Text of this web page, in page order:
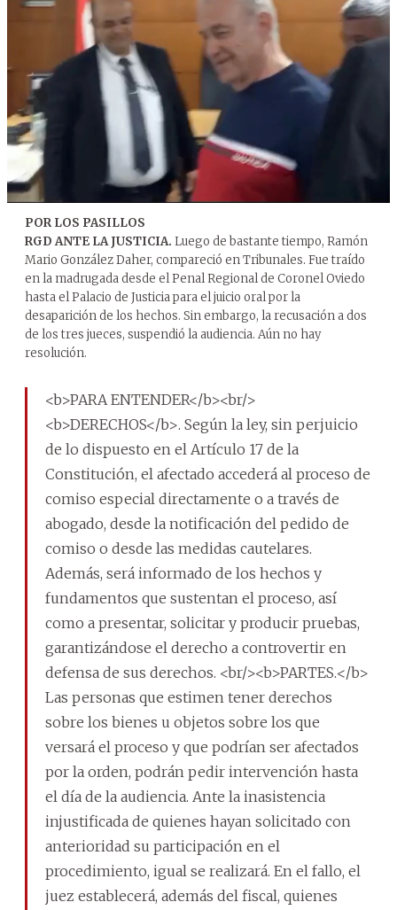
POR LOS PASILLOS
RGD ANTE LA JUSTICIA. Luego de bastante tiempo, Ramón
Mario González Daher, compareció en Tribunales. Fue traído
en la madrugada desde el Penal Regional de Coronel Oviedo
hasta el Palacio de Justicia para el juicio oral por la
desaparición de los hechos. Sin embargo, la recusación a dos
de los tres jueces, suspendió la audiencia. Aún no hay
resolución.
<b>PARA ENTENDER</b><br/>
<b>DERECHOS</b>. Según la ley, sin perjuicio
de lo dispuesto en el Artículo 17 de la
Constitución, el afectado accederá al proceso de
comiso especial directamente o a través de
abogado, desde la notificación del pedido de
comiso o desde las medidas cautelares.
Además, será informado de los hechos y
fundamentos que sustentan el proceso, así
como a presentar, solicitar y producir pruebas,
garantizándose el derecho a controvertir en
defensa de sus derechos. <br/><b>PARTES.</b>
Las personas que estimen tener derechos
sobre los bienes u objetos sobre los que
versará el proceso y que podrían ser afectados
por la orden, podrán pedir intervención hasta
el día de la audiencia. Ante la inasistencia
injustificada de quienes hayan solicitado con
anterioridad su participación en el
procedimiento, igual se realizará. En el fallo, el
juez establecerá, además del fiscal, quienes